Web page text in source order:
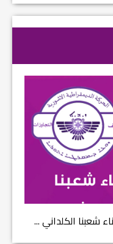
شعبنا الكلداني ...